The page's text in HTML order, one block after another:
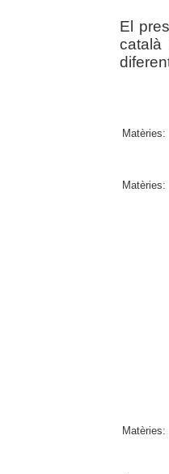
El
Matèries:
Matèries:
Matèries: